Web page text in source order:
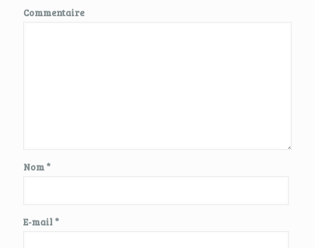
Commentaire
Nom*
E-mail*